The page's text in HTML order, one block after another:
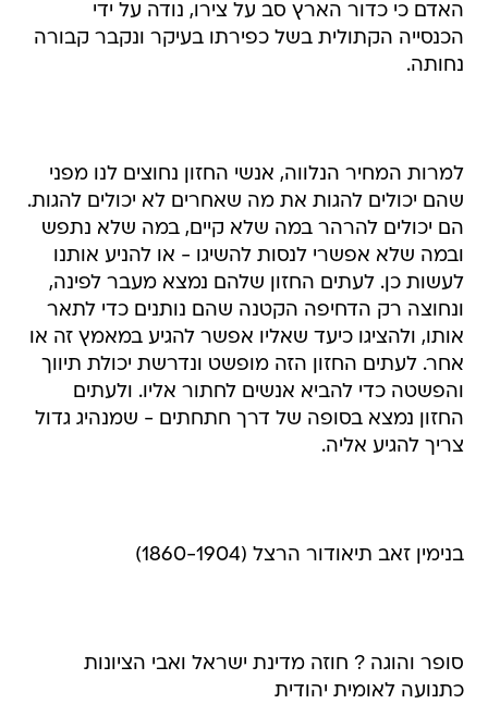
האדם כי כדור הארץ סב על צירו, נודה על ידי
הכנסייה הקתולית בשל כפירתו בעיקר ונקבר קבורה
נחותה.
למרות המחיר הנלווה, אנשי החזון נחוצים לנו מפני
שהם יכולים להגות את מה שאחרים לא יכולים להגות.
הם יכולים להרהר במה שלא קיים, במה שלא נתפש
ובמה שלא אפשרי לנסות להשיגו - או להניע אותנו
לעשות כן. לעתים החזון שלהם נמצא מעבר לפינה,
ונחוצה רק הדחיפה הקטנה שהם נותנים כדי לתאר
אותו, ולהציגו כיעד שאליו אפשר להגיע במאמץ זה או
אחר. לעתים החזון הזה מופשט ונדרשת יכולת תיווך
והפשטה כדי להביא אנשים לחתור אליו. ולעתים
החזון נמצא בסופה של דרך חתחתים - שמנהיג גדול
צריך להגיע אליה.
בנימין זאב תיאודור הרצל (1860-1904)
סופר והוגה ? חוזה מדינת ישראל ואבי הציונות
כתנועה לאומית יהודית